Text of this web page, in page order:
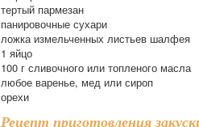
тертый пармезан
панировочные сухари
ложка измельченных листьев шалфея
1 яйцо
100 г сливочного или топленого масла
любое варенье, мед или сироп
орехи
Рецепт приготовления